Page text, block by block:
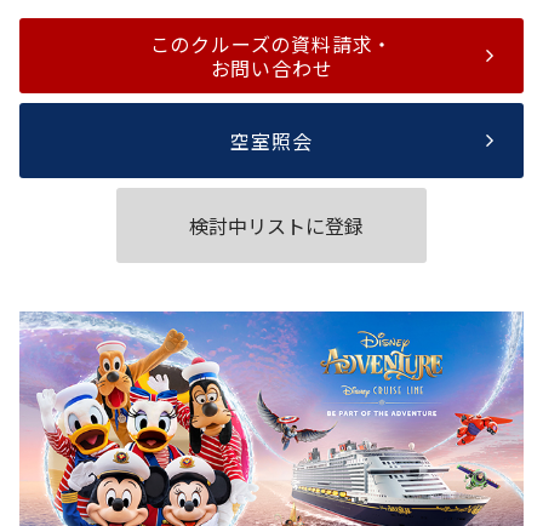
このクルーズの資料請求・
お問い合わせ
空室照会
検討中リストに登録